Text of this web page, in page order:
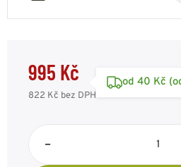
995 Kč
822 Kč bez DPH
od 40 Kč
–